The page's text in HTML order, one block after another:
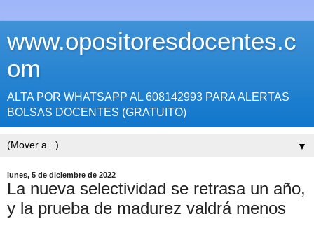
www.opositoresdocentes.c
om
ALTA POR WHATSAPP AL 608142993 PARA ALERTAS
BOLSAS DOCENTES (GRATUITO)
▼
lunes, 5 de diciembre de 2022
La nueva selectividad se retrasa un año,
y la prueba de madurez valdrá menos